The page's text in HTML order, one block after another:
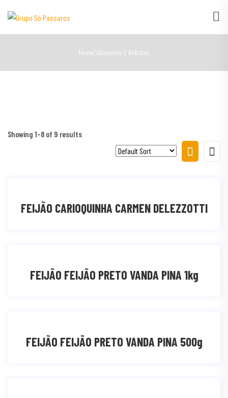
Home Alimentos E Bebidas
Showing 1–8 of 9 results
FEIJÃO CARIOQUINHA CARMEN DELEZZOTTI
FEIJÃO FEIJÃO PRETO VANDA PINA 1kg
FEIJÃO FEIJÃO PRETO VANDA PINA 500g